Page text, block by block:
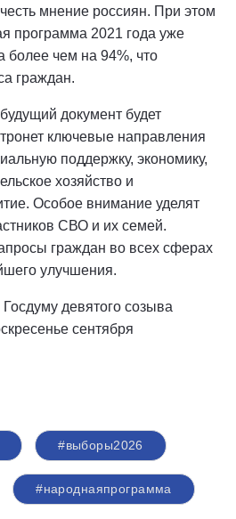
мнение россиян. При этом
программа 2021 года уже
более чем на 94%, что
граждан.
документ будет
ключевые направления
поддержку, экономику,
хозяйство и
Особое внимание уделят
СВО и их семей.
граждан во всех сферах
улучшения.
девятого созыва
сентября
#выборы2026
#народнаяпрограмма